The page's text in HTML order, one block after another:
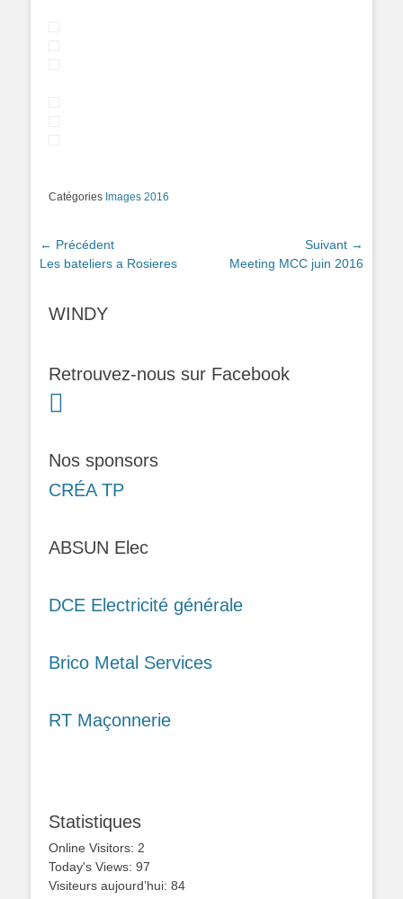
Catégories Images 2016
Navigation
de
← Précédent
Article
Les bateliers a Rosieres
Suivant →
ArticleMeeting MCC juin 2016
WINDY
Retrouvez-nous sur Facebook
Nos sponsors
CRÉA TP
ABSUN Elec
DCE Electricité générale
Brico Metal Services
RT Maçonnerie
Statistiques
Online Visitors: 2
Today's Views: 97
Visiteurs aujourd’hui: 84